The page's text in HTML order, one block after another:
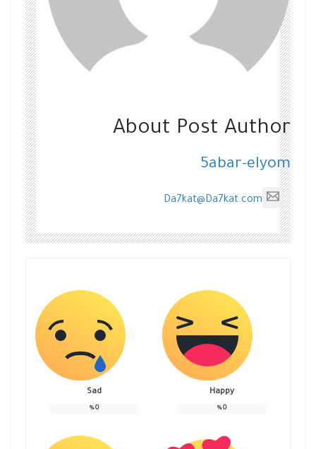
About Post Author
5abar-elyom
Da7kat@Da7kat.com
Happy
0
%
Sad
0
%